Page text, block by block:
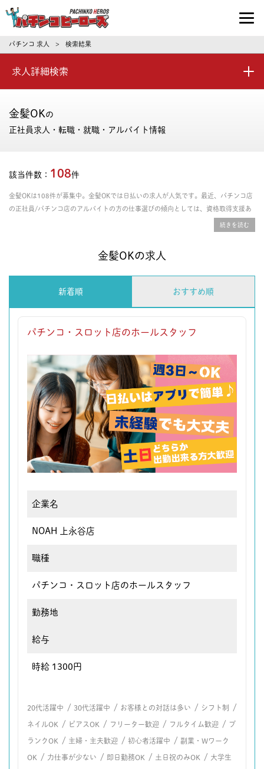
パチンコ求人・転職ならパチンコヒーロ
パチンコ 求人 > 検索結果
求人詳細検索
金髪OKの
正社員求人・転職・就職・アルバイト情報
該当件数： 108件
金髪OKは108件が募集中。金髪OKでは日払いの求人が人気です。最近、パチンコ店
の正社員/パチンコ店のアルバイトの方の仕事選びの傾向としては、資格取得支援あ
り、年間休日の多さ、残業時間の少なさを重視される方が多いです。給料や年収、勤
金髪OKの求人
新着順 おすすめ順
パチンコ・スロット店のホールスタッフ
企業名
NOAH 上永谷店
職種
パチンコ・スロット店のホールスタッフ
勤務地
給与
時給 1300円
20代活躍中 / 30代活躍中 / お客様との対話は多い / シフト制 /
ネイルOK / ピアスOK / フリーター歓迎 / フルタイム歓迎 / ブ
ランクOK / 主婦・主夫歓迎 / 初心者活躍中 / 副業・Wワーク
OK / 力仕事が少ない / 即日勤務OK / 土日祝のみOK / 大学生